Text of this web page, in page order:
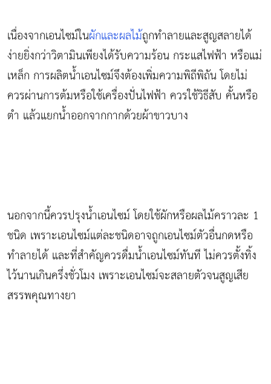
เนื่องจากเอนไซม์ในผักและผลไม้ถูกทำลายและสูญสลายได้
ง่ายยิ่งกว่าวิตามินเพียงได้รับความร้อน กระแสไฟฟ้า หรือแม่
เหล็ก การผลิตน้ำเอนไซม์จึงต้องเพิ่มความพิถีพิถัน โดยไม่
ควรผ่านการต้มหรือใช้เครื่องปั่นไฟฟ้า ควรใช้วิธีสับ คั้นหรือ
ตำ แล้วแยกน้ำออกจากกากด้วยผ้าขาวบาง
นอกจากนี้ควรปรุงน้ำเอนไซม์ โดยใช้ผักหรือผลไม้คราวละ 1
ชนิด เพราะเอนไซม์แต่ละชนิดอาจถูกเอนไซม์ตัวอื่นกดหรือ
ทำลายได้ และที่สำคัญควรดื่มน้ำเอนไซม์ทันที ไม่ควรตั้งทิ้ง
ไว้นานเกินครึ่งชั่วโมง เพราะเอนไซม์จะสลายตัวจนสูญเสีย
สรรพคุณทางยา